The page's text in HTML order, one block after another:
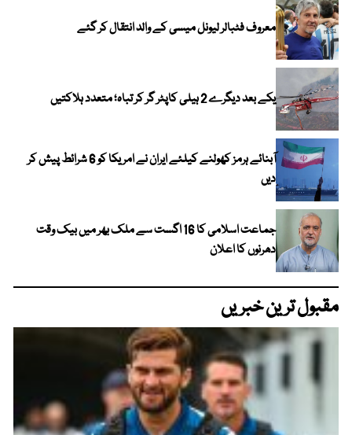
معروف فٹبالر لیونل میسی کے والد انتقال کر گئے
یکے بعد دیگرے 2 ہیلی کاپٹر گر کر تباہ؛ متعدد ہلاکتیں
آبنائے ہرمز کھولنے کیلئے ایران نے امریکا کو 6 شرائط پیش کر
دیں
جماعت اسلامی کا 16 اگست سے ملک بھر میں بیک وقت
دھرنوں کا اعلان
مقبول ترین خبریں